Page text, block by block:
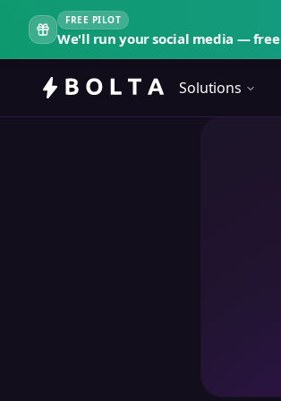
FREE PILOT
We'll run your social media — free
Solutions